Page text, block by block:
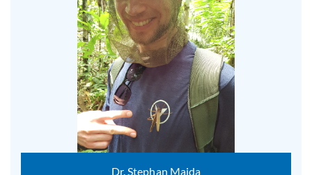
Dr. Stephan Majda